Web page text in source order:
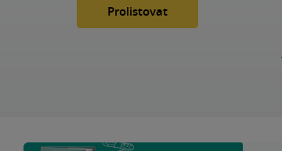
Prolistovat